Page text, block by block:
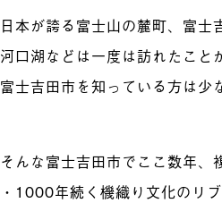
日本が誇る富士山の麓町、富士
河口湖などは一度は訪れたこと
富士吉田市を知っている方は少
そんな富士吉田市でここ数年、
・1000年続く機織り文化のリ